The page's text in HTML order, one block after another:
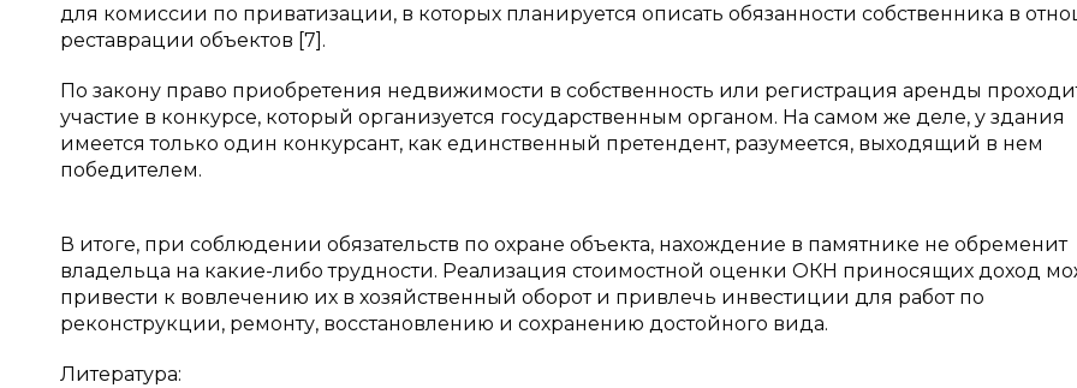
для комиссии по приватизации, в которых планируется описать обязанности собственника в
реставрации объектов [7].
По закону право приобретения недвижимости в собственность или регистрация аренды
участие в конкурсе, который организуется государственным органом. На самом же деле, у здания
имеется только один конкурсант, как единственный претендент, разумеется, выходящий в нем
победителем.
В итоге, при соблюдении обязательств по охране объекта, нахождение в памятнике не обременит
владельца на какие-либо трудности. Реализация стоимостной оценки ОКН приносящих доход
привести к вовлечению их в хозяйственный оборот и привлечь инвестиции для работ по
реконструкции, ремонту, восстановлению и сохранению достойного вида.
Литература: